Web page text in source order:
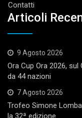
Contatti
Articoli
9 Agosto 2026
Ora Cup Ora 2026,
da 44 nazioni
7 Agosto 2026
Trofeo Simone
la 32ª edizione